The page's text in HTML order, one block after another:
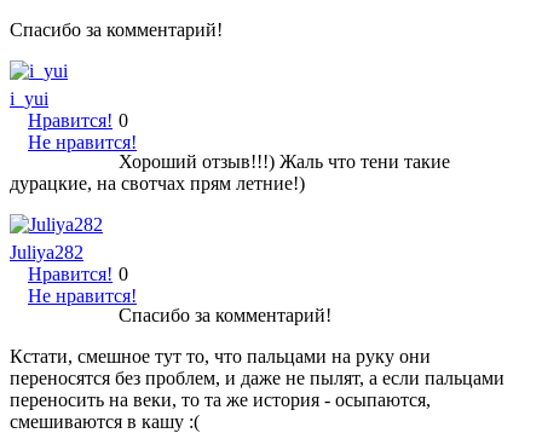
Спасибо за комментарий!
i_yui
Нравится!
Не нравится!
0
Хороший отзыв!!!) Жаль что тени такие
дурацкие, на свотчах прям летние!)
Juliya282
Нравится!
Не нравится!
0
Спасибо за комментарий!
Кстати, смешное тут то, что пальцами на руку они
переносятся без проблем, и даже не пылят, а если пальцами
переносить на веки, то та же история - осыпаются,
смешиваются в кашу :(